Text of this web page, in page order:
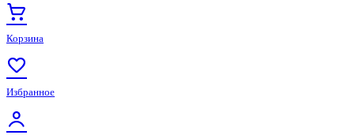
Корзина
Избранное